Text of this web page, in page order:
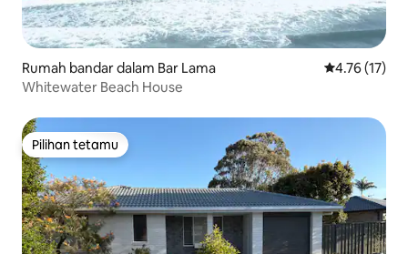
Rumah bandar dalam Bar Lama Penarafan
4.76 (17)
Whitewater Beach House
Pilihan tetamu
Pilihan tetamu